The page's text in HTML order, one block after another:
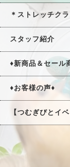
＊ストレッチク
スタッフ紹介
♦新商品＆セール
♦お客様の声♦
【つむぎびとイ